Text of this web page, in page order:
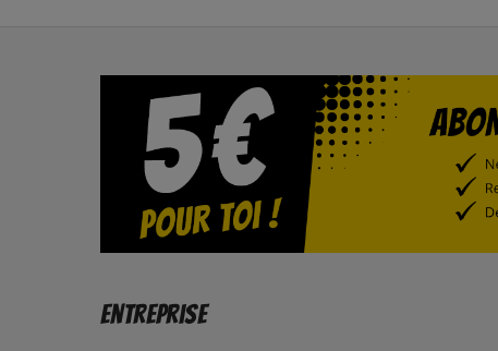
Entreprise